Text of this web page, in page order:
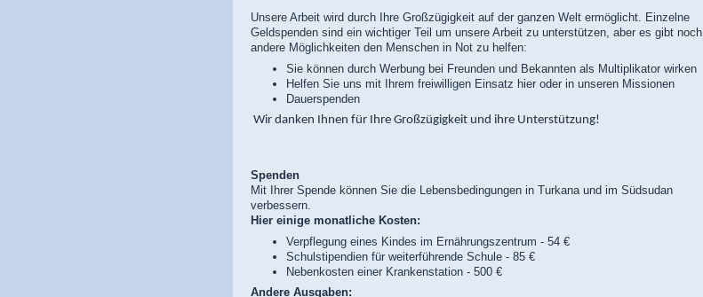
Unsere Arbeit wird durch Ihre Großzügigkeit auf der ganzen Welt ermöglicht. Einzelne
Geldspenden sind ein wichtiger Teil um unsere Arbeit zu unterstützen, aber es gibt noch
andere Möglichkeiten den Menschen in Not zu helfen:
Sie können durch Werbung bei Freunden und Bekannten als Multiplikator wirken
Helfen Sie uns mit Ihrem freiwilligen Einsatz hier oder in unseren Missionen
Dauerspenden
Wir danken Ihnen für Ihre Großzügigkeit und ihre Unterstützung!
Spenden
Mit Ihrer Spende können Sie die Lebensbedingungen in Turkana und im Südsudan
verbessern.
Hier einige monatliche Kosten:
Verpflegung eines Kindes im Ernährungszentrum - 54 €
Schulstipendien für weiterführende Schule - 85 €
Nebenkosten einer Krankenstation - 500 €
Andere Ausgaben: